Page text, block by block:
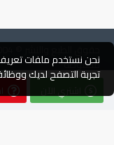
محفوظة
نحن نستخدم ملفات تعريف
تجربة التصفح لديك